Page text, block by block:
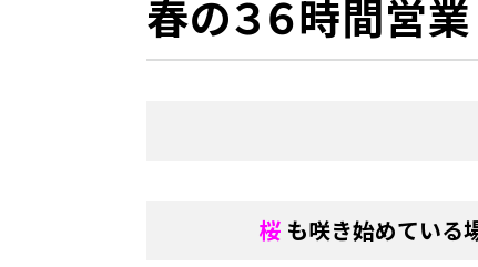
春の３６時間営業
桜 も咲き始めている